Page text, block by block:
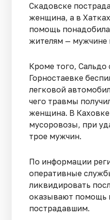
Скадовске
женщина, а в
помощь
жителям — мужчине
Кроме того, Сальдо
Горностаевке
легковой
чего травмы
женщина. В
мусоровозы, при
трое мужчин.
По информации
оперативные
ликвидировать
оказывают помощь
пострадавшим.